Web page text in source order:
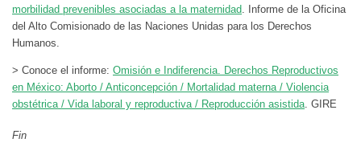
morbilidad prevenibles asociadas a la maternidad. Informe de la Oficina
del Alto Comisionado de las Naciones Unidas para los Derechos
Humanos.
> Conoce el informe: Omisión e Indiferencia. Derechos Reproductivos
en México: Aborto / Anticoncepción / Mortalidad materna / Violencia
obstétrica / Vida laboral y reproductiva / Reproducción asistida. GIRE
Fin